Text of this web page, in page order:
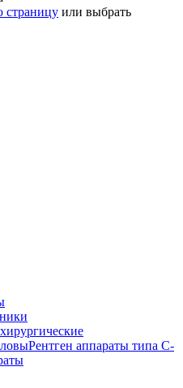
страницу или выбрать
Рентген аппараты типа С-